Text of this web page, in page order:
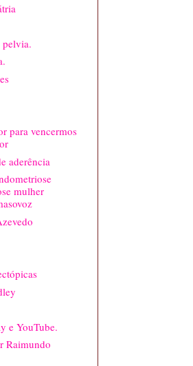
pelvia.
para vencermos
aderência
mulher
e YouTube.
Raimundo